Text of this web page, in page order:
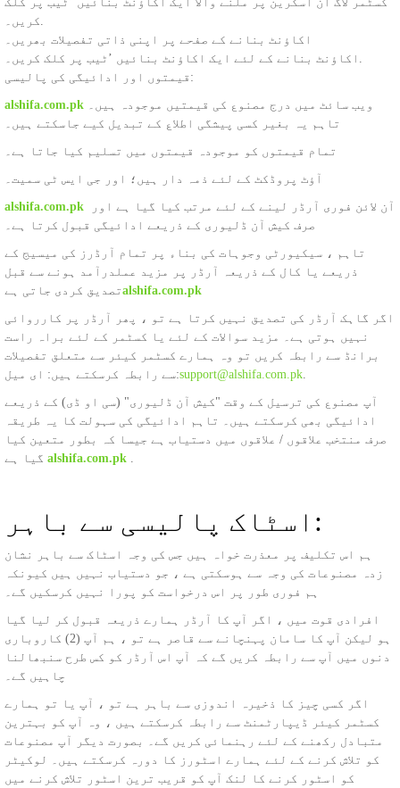
کریں۔.
اکاؤنٹ بنانے کے صفحے پر اپنی ذاتی تفصیلات بھریں۔
اکاؤنٹ بنانے کے لئے ایک اکاؤنٹ بنائیں ’ٹیب پر کلک کریں۔.
قیمتوں اور ادائیگی کی پالیسی:
alshifa.com.pk ویب سائٹ میں درج مصنوع کی قیمتیں موجودہ ہیں۔
تاہم یہ بغیر کسی پیشگی اطلاع کے تبدیل کیے جاسکتے ہیں۔
تمام قیمتوں کو موجودہ قیمتوں میں تسلیم کیا جاتا ہے۔
آؤٹ پروڈکٹ کے لئے ذمہ دار ہیں؛ اور جی ایس ٹی سمیت۔
alshifa.com.pk
آن لائن فوری آرڈر لینے کے لئے مرتب کیا گیا ہے اور
صرف کیش آن ڈلیوری کے ذریعے ادائیگی قبول کرتا ہے۔
تاہم ، سیکیورٹی وجوہات کی بناء پر تمام آرڈرز کی میسیج کے
ذریعے یا کال کے ذریعہ آرڈر پر مزید عملدرآمد ہونے سے قبل
تصدیق کردی جاتی ہےalshifa.com.pk
اگر گاہک آرڈر کی تصدیق نہیں کرتا ہے تو ، پھر آرڈر پر کارروائی
نہیں ہوتی ہے۔ مزید سوالات کے لئے یا کسٹمر کے لئے براہ راست
برانڈ سے رابطہ کریں تو وہ ہمارے کسٹمر کیئر سے متعلق تفصیلات
سے رابطہ کرسکتے ہیں: ای میل:support@alshifa.com.pk.
آپ مصنوع کی ترسیل کے وقت "کیش آن ڈلیوری" (سی او ڈی) کے ذریعے
ادائیگی بھی کرسکتے ہیں۔ تاہم ادائیگی کی سہولت کا یہ طریقہ
صرف منتخب علاقوں / علاقوں میں دستیاب ہے جیسا کہ بطور متعین کیا
گیا ہے alshifa.com.pk .
اسٹاک پالیسی سے باہر:
ہم اس تکلیف پر معذرت خواہ ہیں جس کی وجہ اسٹاک سے باہر نشان
زدہ مصنوعات کی وجہ سے ہوسکتی ہے ، جو دستیاب نہیں ہیں کیونکہ
ہم فوری طور پر اس درخواست کو پورا نہیں کرسکیں گے۔
افرادی قوت میں ، اگر آپ کا آرڈر ہمارے ذریعہ قبول کر لیا گیا
ہو لیکن آپ کا سامان پہنچانے سے قاصر ہے تو ، ہم آپ (2) کاروباری
دنوں میں آپ سے رابطہ کریں گے کہ آپ اس آرڈر کو کس طرح سنبھالنا
چاہیں گے۔
اگر کسی چیز کا ذخیرہ اندوزی سے باہر ہے تو ، آپ یا تو ہمارے
کسٹمر کیئر ڈیپارٹمنٹ سے رابطہ کرسکتے ہیں ، وہ آپ کو بہترین
متبادل رکھنے کے لئے رہنمائی کریں گے۔ بصورت دیگر آپ مصنوعات
کو تلاش کرنے کے لئے ہمارے اسٹورز کا دورہ کرسکتے ہیں۔ لوکیٹر
کو اسٹور کرنے کا لنک آپ کو قریب ترین اسٹور تلاش کرنے میں